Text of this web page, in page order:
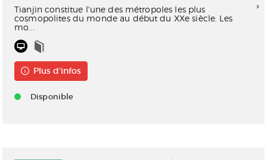
Tianjin constitue l'une des métropoles les plus
cosmopolites du monde au début du XXe siècle. Les
mo...
Plus d'infos
Disponible